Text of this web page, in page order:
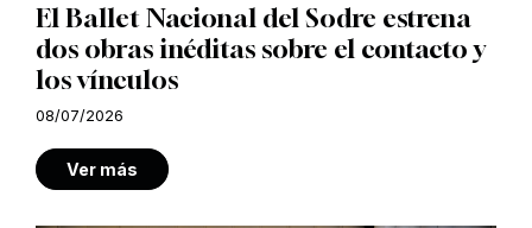
El Ballet Nacional del Sodre estrena
dos obras inéditas sobre el contacto y
los vínculos
08/07/2026
Ver más